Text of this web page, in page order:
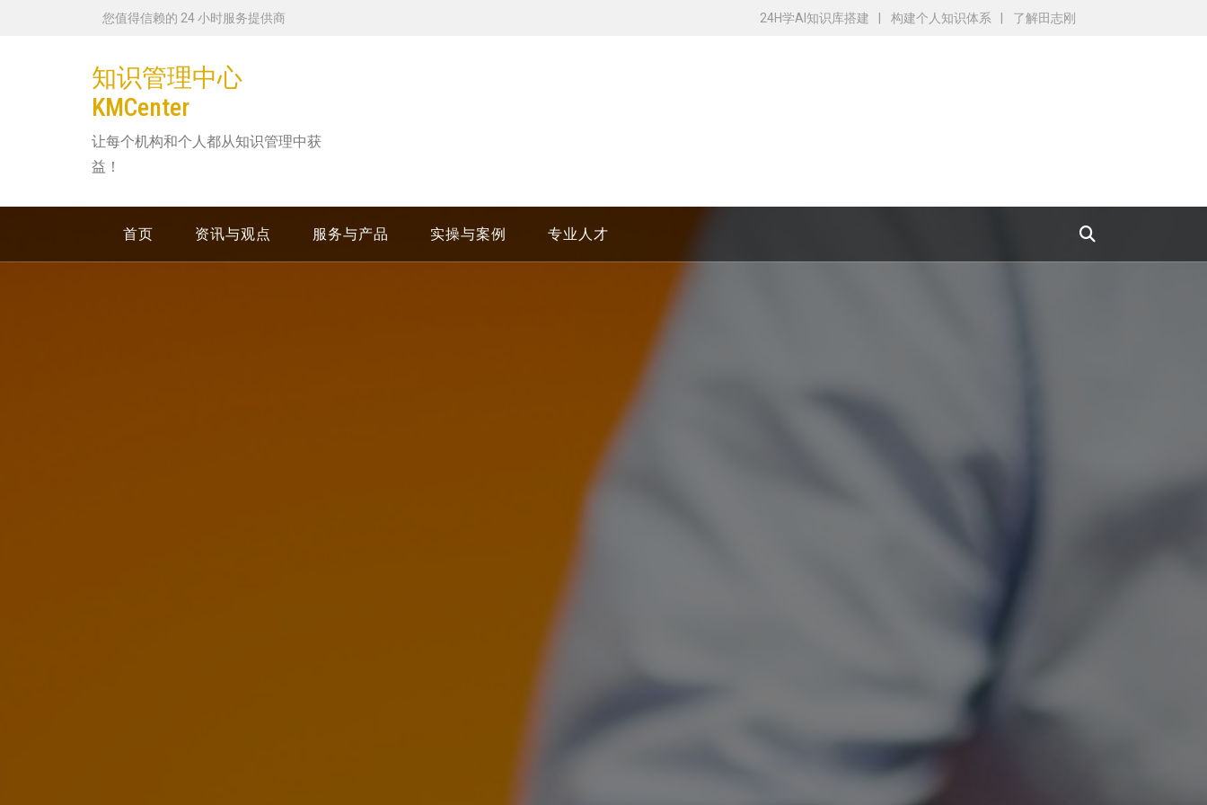
您值得信赖的 24 小时服务提供商 24H学AI知识库搭建 构建个人知识体系 了解田志刚
知识管理中心
KMCenter
让每个机构和个人都从知识管理中获
益！
首页 资讯与观点 服务与产品 实操与案例 专业人才